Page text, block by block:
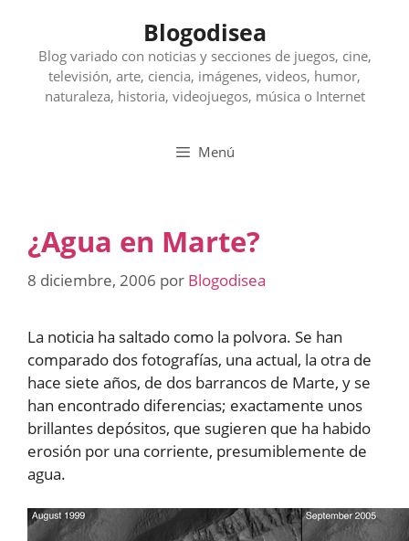
contenido
Blogodisea
Blog variado con noticias y secciones de juegos, cine,
televisión, arte, ciencia, imágenes, videos, humor,
naturaleza, historia, videojuegos, música o Internet
Menú
¿Agua en Marte?
8 diciembre, 2006 por Blogodisea
La noticia ha saltado como la polvora. Se han
comparado dos fotografías, una actual, la otra de
hace siete años, de dos barrancos de Marte, y se
han encontrado diferencias; exactamente unos
brillantes depósitos, que sugieren que ha habido
erosión por una corriente, presumiblemente de
agua.